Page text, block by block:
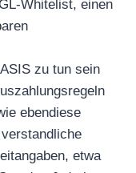
Whitelist, einen
zu tun sein
ebendiese
etwa